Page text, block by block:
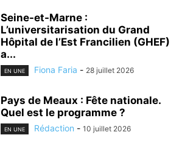
Seine-et-Marne :
L’universitarisation du Grand
Hôpital de l’Est Francilien (GHEF)
a...
EN UNE Fiona Faria - 28 juillet 2026
Pays de Meaux : Fête nationale.
Quel est le programme ?
EN UNE Rédaction - 10 juillet 2026